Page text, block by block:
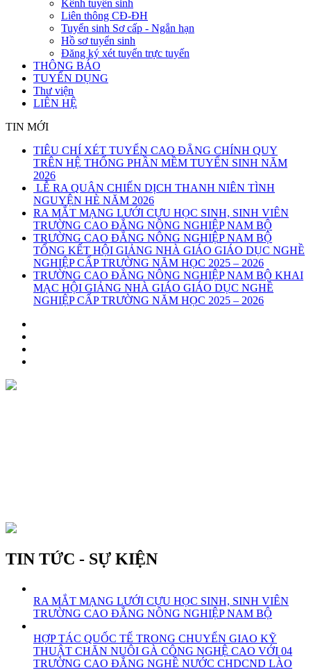
Kênh tuyển sinh
Liên thông CĐ-ĐH
Tuyển sinh Sơ cấp - Ngắn hạn
Hồ sơ tuyển sinh
Đăng ký xét tuyển trực tuyến
THÔNG BÁO
TUYỂN DỤNG
Thư viện
LIÊN HỆ
TIN MỚI
TIÊU CHÍ XÉT TUYỂN CAO ĐẲNG CHÍNH QUY
TRÊN HỆ THỐNG PHẦN MỀM TUYỂN SINH NĂM
2026
LỄ RA QUÂN CHIẾN DỊCH THANH NIÊN TÌNH
NGUYỆN HÈ NĂM 2026
RA MẮT MẠNG LƯỚI CỰU HỌC SINH, SINH VIÊN
TRƯỜNG CAO ĐẲNG NÔNG NGHIỆP NAM BỘ
TRƯỜNG CAO ĐẲNG NÔNG NGHIỆP NAM BỘ
TỔNG KẾT HỘI GIẢNG NHÀ GIÁO GIÁO DỤC NGHỀ
NGHIỆP CẤP TRƯỜNG NĂM HỌC 2025 – 2026
TRƯỜNG CAO ĐẲNG NÔNG NGHIỆP NAM BỘ KHAI
MẠC HỘI GIẢNG NHÀ GIÁO GIÁO DỤC NGHỀ
NGHIỆP CẤP TRƯỜNG NĂM HỌC 2025 – 2026
TIN TỨC - SỰ KIỆN
RA MẮT MẠNG LƯỚI CỰU HỌC SINH, SINH VIÊN
TRƯỜNG CAO ĐẲNG NÔNG NGHIỆP NAM BỘ
HỢP TÁC QUỐC TẾ TRONG CHUYỂN GIAO KỸ
THUẬT CHĂN NUÔI GÀ CÔNG NGHỆ CAO VỚI 04
TRƯỜNG CAO ĐẲNG NGHỀ NƯỚC CHDCND LÀO